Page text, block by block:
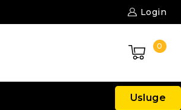
Login
0
Usluge